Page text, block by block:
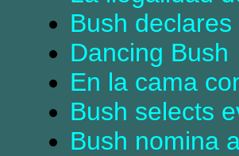
Bush
Dancing Bush
En la cama
Bush selects
Bush nomina